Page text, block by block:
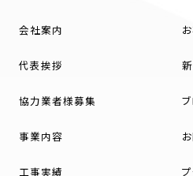
会社案内
代表挨拶
協力業者様募集
事業内容
工事実績